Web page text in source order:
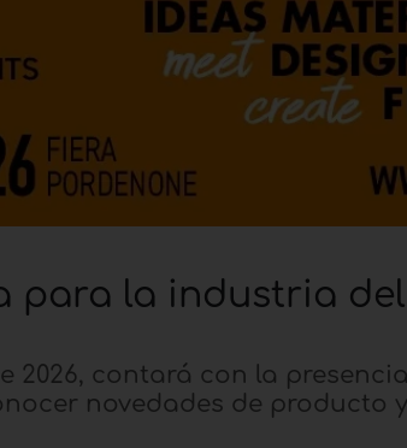
para la industria del
2026, contará con la
novedades de producto y